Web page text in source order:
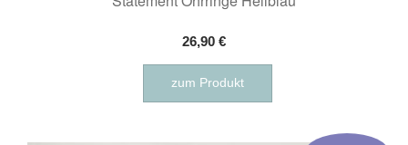
26,90 €
zum Produkt